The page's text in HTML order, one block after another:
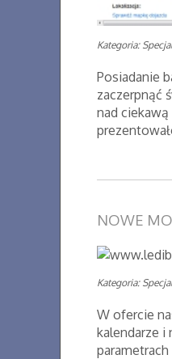
Kategoria:
Posiadanie
zaczerpnąć
nad
NOWE
Kategoria:
W ofercie
kalendarze i